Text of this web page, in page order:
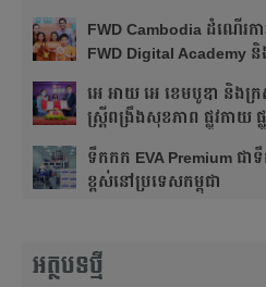
FWD Cambodia ដំណើរ
FWD Digital Academy
អេ អាយ អេ ខេមបូឌា និងក្រ
ស្ត្រីពង្រឹងសុខភាព ផ្លូវកាយ ផ្លូ
ទឹកកក EVA Premium ជ
ខ្ពស់នៅប្រទេសកម្ពុជា
អត្ថបទថ្មី